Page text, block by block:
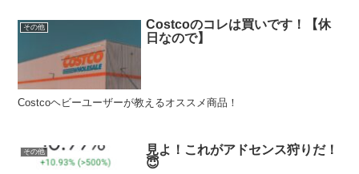
その他
Costcoのコレは買いです！【休
日なので】
Costcoヘビーユーザーが教えるオススメ商品！
その他
見よ！これがアドセンス狩りだ！
😇